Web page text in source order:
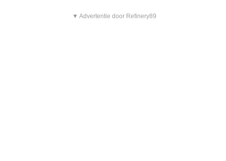
▼ Advertentie door Refinery89